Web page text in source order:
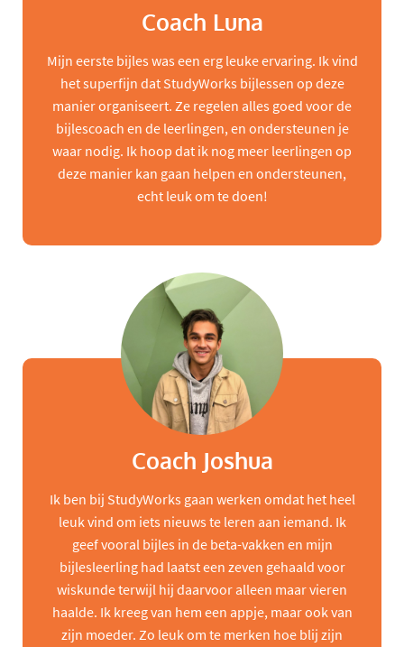
Coach Luna
Mijn eerste bijles was een erg leuke ervaring. Ik vind
het superfijn dat StudyWorks bijlessen op deze
manier organiseert. Ze regelen alles goed voor de
bijlescoach en de leerlingen, en ondersteunen je
waar nodig. Ik hoop dat ik nog meer leerlingen op
deze manier kan gaan helpen en ondersteunen,
echt leuk om te doen!
Coach Joshua
Ik ben bij StudyWorks gaan werken omdat het heel
leuk vind om iets nieuws te leren aan iemand. Ik
geef vooral bijles in de beta-vakken en mijn
bijlesleerling had laatst een zeven gehaald voor
wiskunde terwijl hij daarvoor alleen maar vieren
haalde. Ik kreeg van hem een appje, maar ook van
zijn moeder. Zo leuk om te merken hoe blij zijn